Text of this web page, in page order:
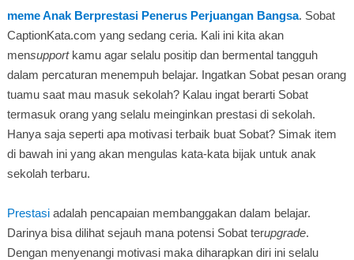
meme Anak Berprestasi Penerus Perjuangan Bangsa. Sobat
CaptionKata.com yang sedang ceria. Kali ini kita akan
mensupportkamu agar selalu positip dan bermental tangguh
dalam percaturan menempuh belajar. Ingatkan Sobat pesan orang
tuamu saat mau masuk sekolah? Kalau ingat berarti Sobat
termasuk orang yang selalu meinginkan prestasi di sekolah.
Hanya saja seperti apa motivasi terbaik buat Sobat? Simak item
di bawah ini yang akan mengulas kata-kata bijak untuk anak
sekolah terbaru.
Prestasiadalah pencapaian membanggakan dalam belajar.
Darinya bisa dilihat sejauh mana potensi Sobat terupgrade.
Dengan menyenangi motivasi maka diharapkan diri ini selalu